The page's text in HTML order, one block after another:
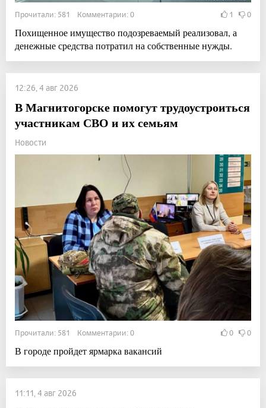
Прочитали: 581 Комментарии: 0 1 0
Похищенное имущество подозреваемый реализовал, а
денежные средства потратил на собственные нужды.
12:26, 4 авг 2026
В Магнитогорске помогут трудоустроиться
участникам СВО и их семьям
Новости
Прочитали: 581 Комментарии: 0 0 0
В городе пройдет ярмарка вакансий
11:11, 4 авг 2026